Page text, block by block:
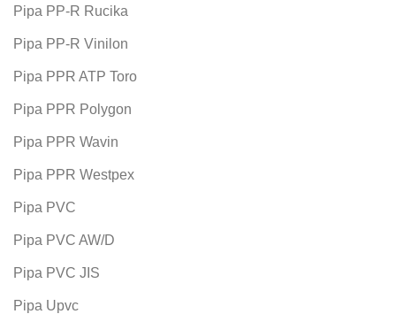
Pipa PP-R Rucika
Pipa PP-R Vinilon
Pipa PPR ATP Toro
Pipa PPR Polygon
Pipa PPR Wavin
Pipa PPR Westpex
Pipa PVC
Pipa PVC AW/D
Pipa PVC JIS
Pipa Upvc